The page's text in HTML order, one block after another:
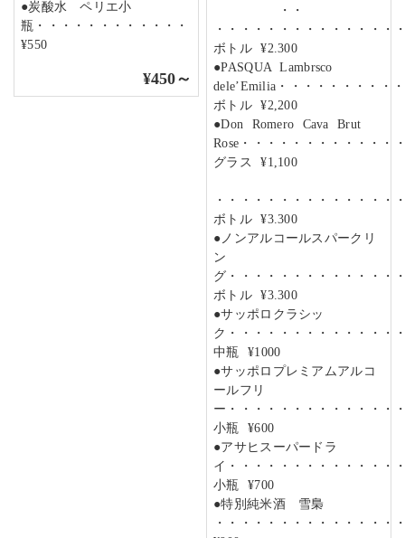
●炭酸水 ペリエ小
瓶・・・・・・・・・・・・
¥550
¥450～
・・
・・・・・・・・・・・・・・
ボトル ¥2.300
●PASQUA Lambrsco
dele’Emilia・・・・・・・・・
ボトル ¥2,200
●Don Romero Cava Brut
Rose・・・・・・・・・・・・
グラス ¥1,100
・・・・・・・・・・・・・・
ボトル ¥3.300
●ノンアルコールスパークリ
ン
グ・・・・・・・・・・・・・
ボトル ¥3.300
●サッポロクラシッ
ク・・・・・・・・・・・・・
中瓶 ¥1000
●サッポロプレミアムアルコ
ールフリ
ー・・・・・・・・・・・・・
小瓶 ¥600
●アサヒスーパードラ
イ・・・・・・・・・・・・・
小瓶 ¥700
●特別純米酒 雪梟
・・・・・・・・・・・・・・